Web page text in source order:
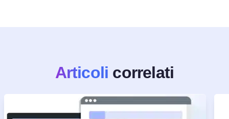
Articoli correlati